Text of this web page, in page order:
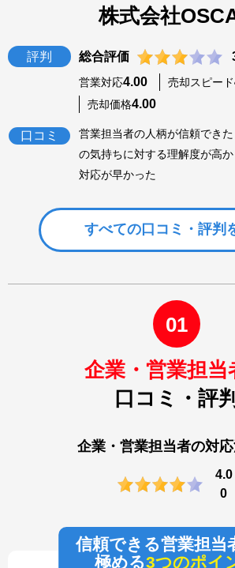
株式会社
評判 総合評価
営業対応4.00 売却スピード
売却価格4.00
口コミ 営業担当者の人柄が信頼できた
の気持ちに対する理解度が高
対応が早かった
すべての 口コミ・評判
01
企業・営業担当
口コミ・評判
企業・営業担当者の対
4.0
0
信頼できる営業担当
極める3つのポイ